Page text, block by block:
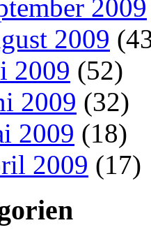
2009
2009
2009 (52)
2009 (32)
2009 (18)
2009 (17)